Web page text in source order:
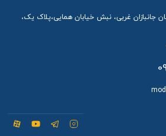
جانبازان غربی، نبش خیابان همایی،پلاک یک،